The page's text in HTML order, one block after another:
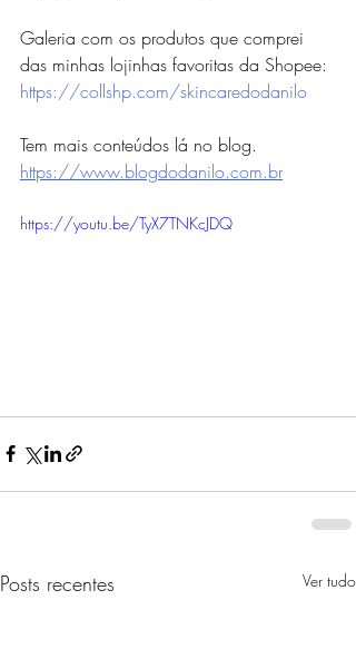
Galeria com os produtos que comprei
das minhas lojinhas favoritas da Shopee:
https://collshp.com/skincaredodanilo
Tem mais conteúdos lá no blog.
https://www.blogdodanilo.com.br
https://youtu.be/TyX7TNKcJDQ
Posts recentes Ver tudo